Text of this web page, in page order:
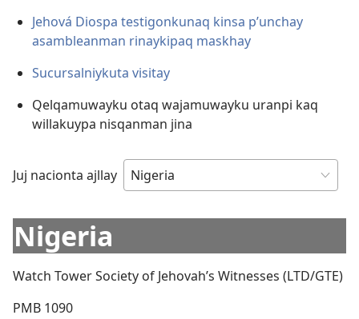
Jehová Diospa testigonkunaq kinsa p’unchay
asambleanman rinaykipaq maskhay
Sucursalniykuta visitay
Qelqamuwayku otaq wajamuwayku uranpi kaq
willakuypa nisqanman jina
Juj nacionta ajllay
Nigeria
Watch Tower Society of Jehovah’s Witnesses (LTD/GTE)
PMB 1090